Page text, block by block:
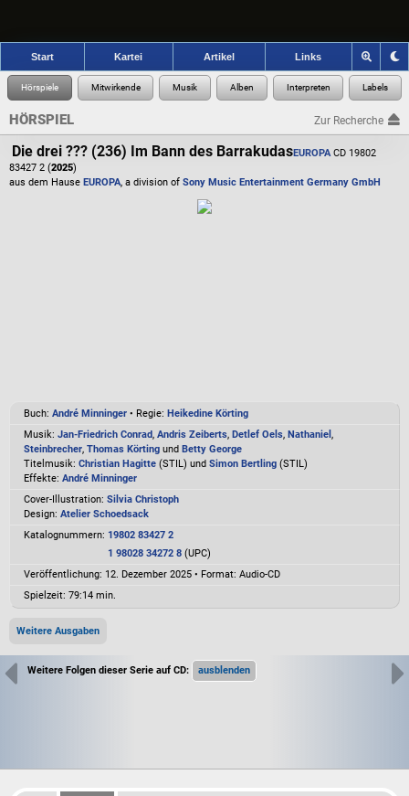
Start Kartei Artikel Links
HÖRSPIEL Zur Recherche
Die drei ??? (236) Im Bann des BarrakudasEUROPACD 19802
83427 2 (2025)
aus dem Hause EUROPA, a division of Sony Music Entertainment Germany GmbH
Buch: André Minninger • Regie: Heikedine Körting
Musik: Jan-Friedrich Conrad, Andris Zeiberts, Detlef Oels, Nathaniel ,
Steinbrecher, Thomas Körting und Betty George
Titelmusik: Christian Hagitte (STIL) und Simon Bertling (STIL)
Effekte: André Minninger
Cover-Illustration: Silvia Christoph
Design: Atelier Schoedsack
Katalognummern: 19802 83427 2
1 98028 34272 8 (UPC)
Veröffentlichung: 12. Dezember 2025 • Format: Audio-CD
Spielzeit: 79:14 min.
Weitere Ausgaben
Weitere Folgen dieser Serie auf CD: